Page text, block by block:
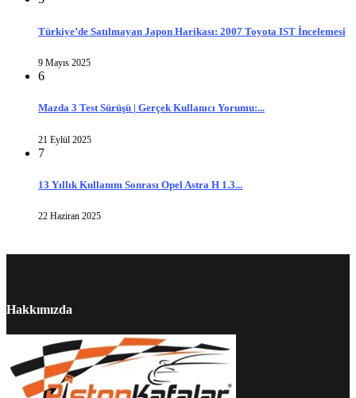
Türkiye’de Satılmayan Japon Harikası: 2007 Toyota IST İncelemesi
9 Mayıs 2025
6
Mazda 3 Test Sürüşü | Gerçek Kullanıcı Yorumu:...
21 Eylül 2025
7
13 Yıllık Kullanım Sonrası Opel Astra H 1.3...
22 Haziran 2025
Hakkımızda